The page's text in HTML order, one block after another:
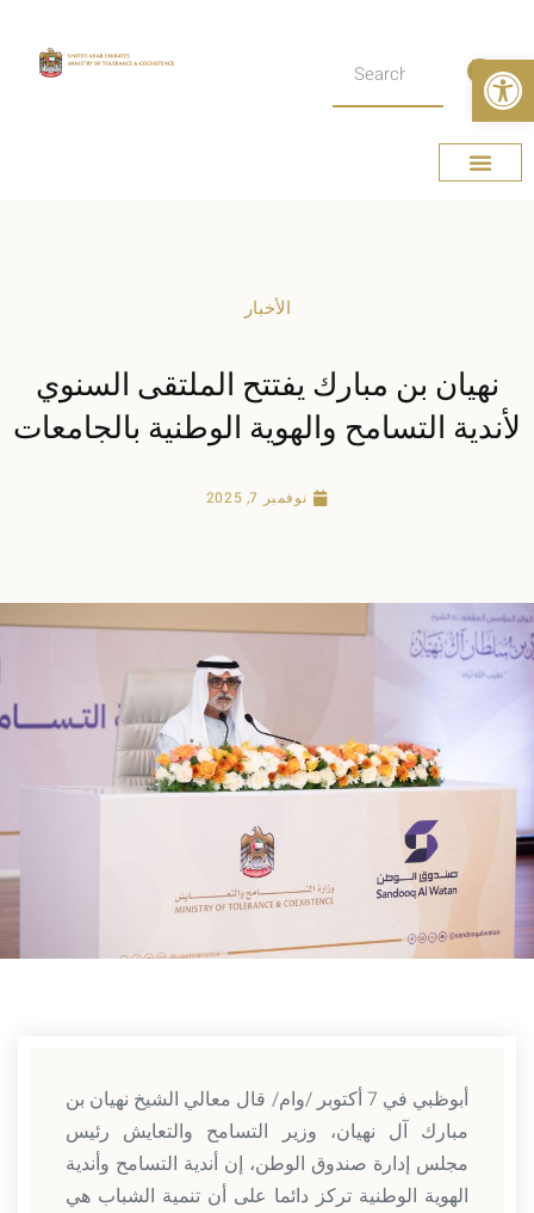
الأخبار
نهيان بن مبارك يفتتح الملتقى السنوي
لأندية التسامح والهوية الوطنية بالجامعات
نوفمبر 7, 2025
أبوظبي في 7 أكتوبر /وام/ قال معالي الشيخ نهيان بن
مبارك آل نهيان، وزير التسامح والتعايش رئيس
مجلس إدارة صندوق الوطن، إن أندية التسامح وأندية
الهوية الوطنية تركز دائما على أن تنمية الشباب هي
Open toolbar